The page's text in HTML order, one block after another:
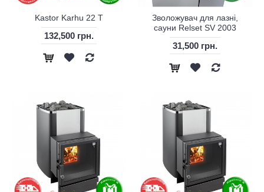
Kastor Karhu 22 T
132,500 грн.
Зволожувач для лазні,
сауни Relset SV 2003
31,500 грн.